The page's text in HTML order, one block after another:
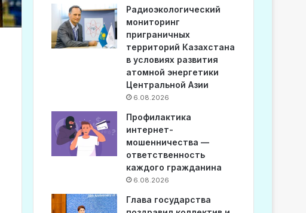
Радиоэкологический
мониторинг
приграничных
территорий Казахстана
в условиях развития
атомной энергетики
Центральной Азии
6.08.2026
Профилактика
интернет-
мошенничества —
ответственность
каждого гражданина
6.08.2026
Глава государства